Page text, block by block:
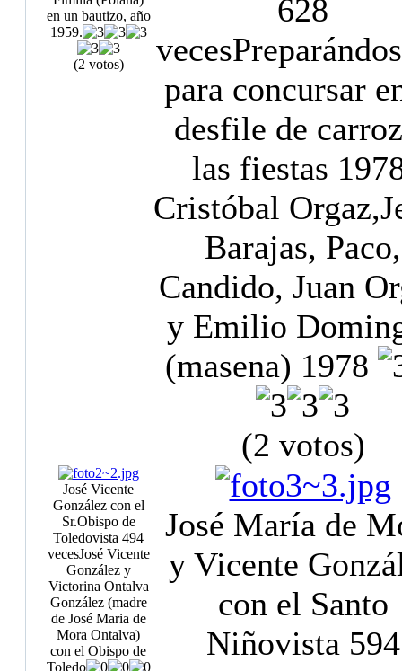
en un bautizo, año
1959.
(2 votos)
628
veces
para concursar
desfile de
las fiestas
Cristóbal
Barajas, Paco,
Candido, Juan
y Emilio
(masena) 1978
(2 votos)
José Vicente
González con el
Sr.Obispo de
Toledovista 494
vecesJosé Vicente
González y
Victorina Ontalva
González (madre
de José Maria de
Mora Ontalva)
con el Obispo de
Toledo
José María de
y Vicente
con el Santo
Niñovista 594